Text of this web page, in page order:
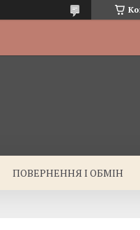
ПОВЕРНЕННЯ І ОБМІН